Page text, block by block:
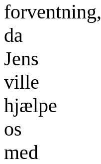
forventning,
da
Jens
ville
hjælpe
os
med